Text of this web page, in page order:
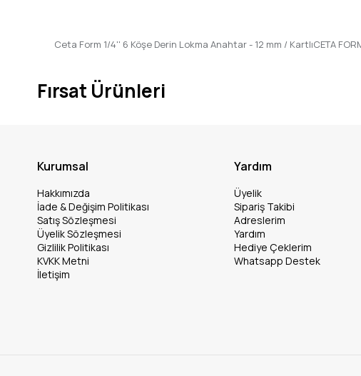
Ceta Form 1/4'' 6 Köşe Derin Lokma Anahtar - 12 mm / KartlıCETA
Fırsat Ürünleri
Kurumsal
Hakkımızda
İade & Değişim Politikası
Satış Sözleşmesi
Üyelik Sözleşmesi
Gizlilik Politikası
KVKK Metni
İletişim
Yardım
Üyelik
Sipariş Takibi
Adreslerim
Yardım
Hediye Çeklerim
Whatsapp Destek